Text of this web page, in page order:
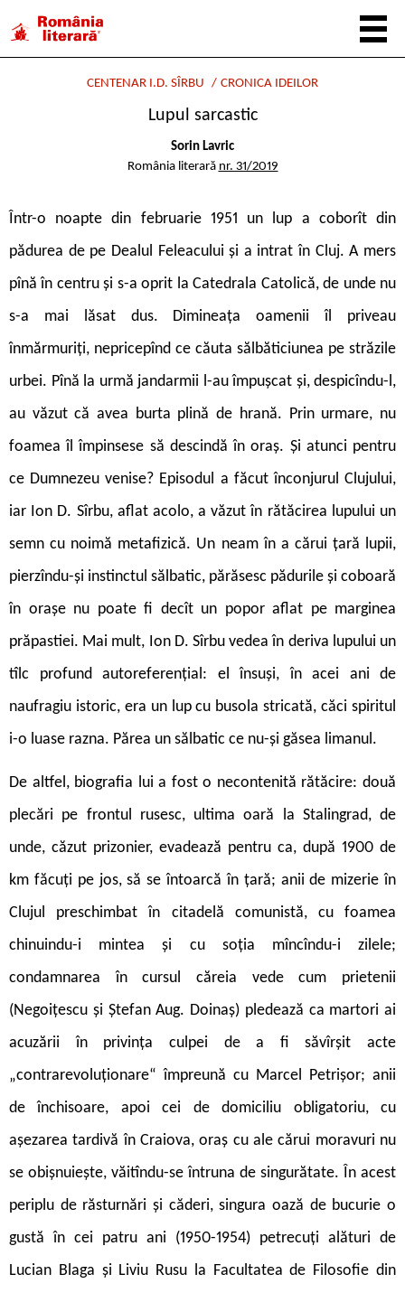
CENTENAR I.D. SÎRBU CRONICA IDEILOR
Lupul sarcastic
Sorin Lavric
România literară nr. 31/2019
ntr-o noapte din februarie 1951 un lup a coborît din
pădurea de pe Dealul Feleacului și a intrat în Cluj. A mers
pînă în centru și s-a oprit la Catedrala Catolică, de unde nu
s-a mai lăsat dus. Dimineața oamenii îl priveau
înmărmuriți, nepricepînd ce căuta sălbăticiunea pe străzile
urbei. Pînă la urmă jandarmii l-au împușcat și, despicîndu-l,
au văzut că avea burta plină de hrană. Prin urmare, nu
foamea îl împinsese să descindă în oraș. Și atunci pentru
ce Dumnezeu venise? Episodul a făcut înconjurul Clujului,
iar Ion D. Sîrbu, aflat acolo, a văzut în rătăcirea lupului un
semn cu noimă metafizică. Un neam în a cărui țară lupii,
pierzîndu-și instinctul sălbatic, părăsesc pădurile și coboară
în orașe nu poate fi decît un popor aflat pe marginea
prăpastiei. Mai mult, Ion D. Sîrbu vedea în deriva lupului un
tîlc profund autoreferențial: el însuși, în acei ani de
naufragiu istoric, era un lup cu busola stricată, căci spiritul
i-o luase razna. Părea un sălbatic ce nu-și găsea limanul.
De altfel, biografia lui a fost o necontenită rătăcire: două
plecări pe frontul rusesc, ultima oară la Stalingrad, de
unde, căzut prizonier, evadează pentru ca, după 1900 de
km făcuți pe jos, să se întoarcă în țară; anii de mizerie în
Clujul preschimbat în citadelă comunistă, cu foamea
chinuindu-i mintea și cu soția mîncîndu-i zilele;
condamnarea în cursul căreia vede cum prietenii
(Negoițescu și Ștefan Aug. Doinaș) pledează ca martori ai
acuzării în privința culpei de a fi săvîrșit acte
„contrarevoluționare“ împreună cu Marcel Petrișor; anii
de închisoare, apoi cei de domiciliu obligatoriu, cu
așezarea tardivă în Craiova, oraș cu ale cărui moravuri nu
se obișnuiește, văitîndu-se întruna de singurătate. În acest
periplu de răsturnări și căderi, singura oază de bucurie o
gustă în cei patru ani (1950-1954) petrecuți alături de
Lucian Blaga și Liviu Rusu la Facultatea de Filosofie din